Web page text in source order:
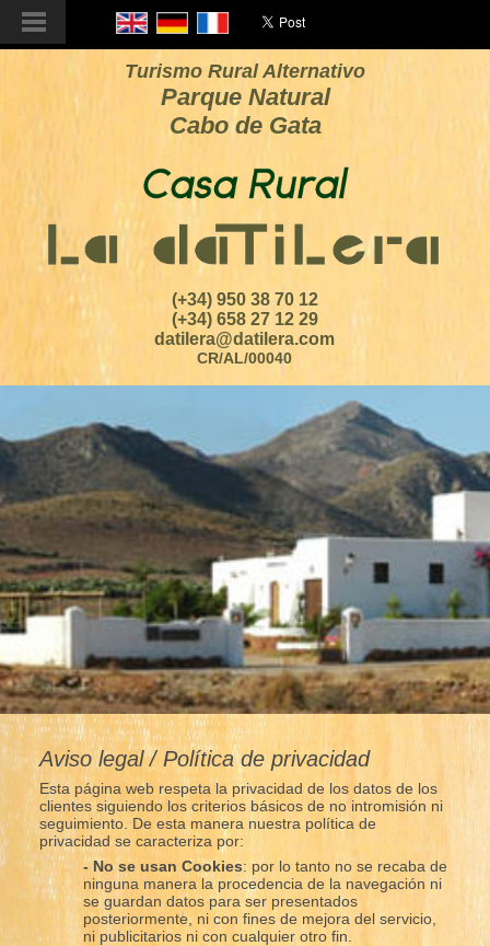
Turismo Rural Alternativo
Parque Natural
Cabo de Gata
(+34) 950 38 70 12
(+34) 658 27 12 29
datilera@datilera.com
CR/AL/00040
Aviso legal / Política de privacidad
Esta página web respeta la privacidad de los datos de los
clientes siguiendo los criterios básicos de no intromisión ni
seguimiento. De esta manera nuestra política de
privacidad se caracteriza por:
- No se usan Cookies: por lo tanto no se recaba de
ninguna manera la procedencia de la navegación ni
se guardan datos para ser presentados
posteriormente, ni con fines de mejora del servicio,
ni publicitarios ni con cualquier otro fin.